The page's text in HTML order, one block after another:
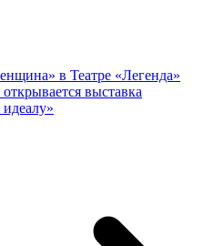
в Театре «Легенда»
выставка